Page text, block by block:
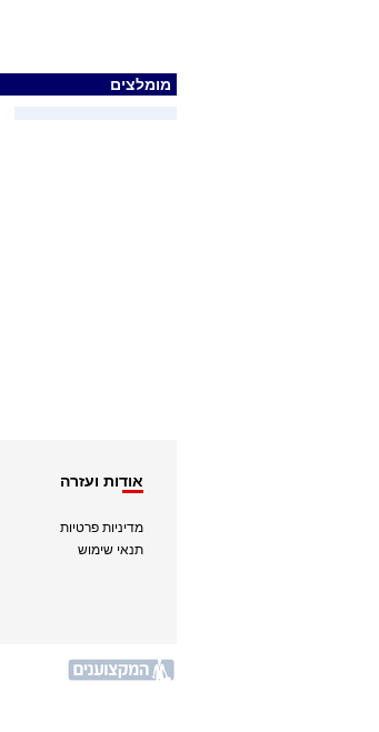
מומלצים
אודות ועזרה
מדיניות פרטיות
תנאי שימוש